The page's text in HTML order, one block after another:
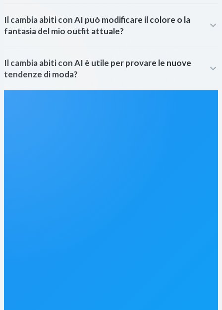
Il cambia abiti con AI può modificare il colore o la
fantasia del mio outfit attuale?
Il cambia abiti con AI è utile per provare le nuove
tendenze di moda?